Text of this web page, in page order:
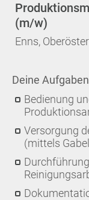
(m/w)
Enns,
Deine Aufgaben
Bedienung
Versorgung
(mittels